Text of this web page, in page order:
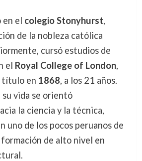
en el colegio Stonyhurst,
de la nobleza católica
cursó estudios de
el Royal College of London,
título en 1868, a los 21 años.
vida se orientó
la ciencia y la técnica,
uno de los pocos peruanos de
formación de alto nivel en